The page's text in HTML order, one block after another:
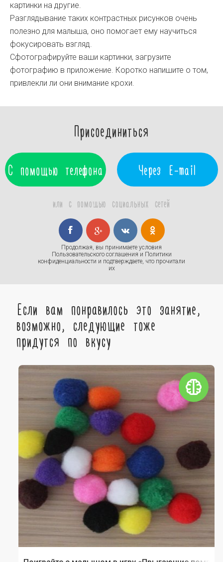
картинки на другие.
Разглядывание таких контрастных рисунков очень
полезно для малыша, оно помогает ему научиться
фокусировать взгляд.
Сфотографируйте ваши картинки, загрузите
фотографию в приложение. Коротко напишите о том,
привлекли ли они внимание крохи.
Присоединиться
С помощью телефона Через E-mail
или с помощью социальных сетей
Продолжая, вы принимаете условия
Пользовательского соглашения и Политики
конфиденциальности и подтверждаете, что прочитали
их
Если вам понравилось это занятие,
возможно, следующие тоже
придутся по вкусу